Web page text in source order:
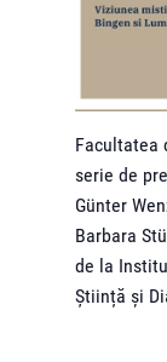
Facultatea
serie de
Günter
Barbara
de la
Știință și